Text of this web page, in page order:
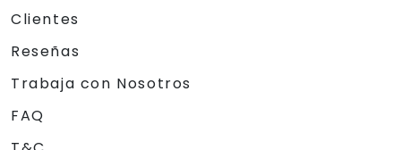
Clientes
Reseñas
Trabaja con Nosotros
FAQ